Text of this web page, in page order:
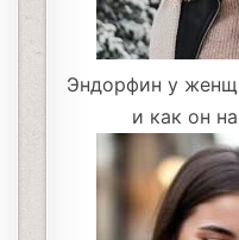
Эндорфин у
и как он